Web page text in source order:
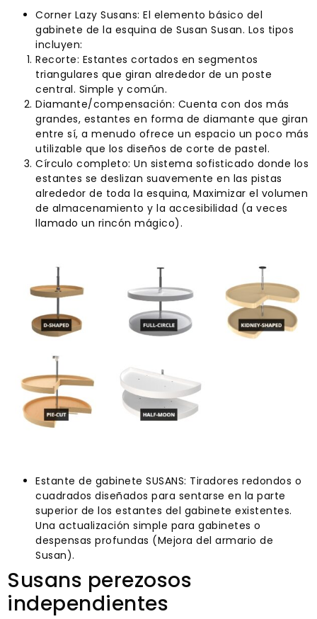
Corner Lazy Susans: El elemento básico del
gabinete de la esquina de Susan Susan. Los tipos
incluyen:
Recorte: Estantes cortados en segmentos
triangulares que giran alrededor de un poste
central. Simple y común.
Diamante/compensación: Cuenta con dos más
grandes, estantes en forma de diamante que giran
entre sí, a menudo ofrece un espacio un poco más
utilizable que los diseños de corte de pastel.
Círculo completo: Un sistema sofisticado donde los
estantes se deslizan suavemente en las pistas
alrededor de toda la esquina, Maximizar el volumen
de almacenamiento y la accesibilidad (a veces
llamado un rincón mágico).
Estante de gabinete SUSANS: Tiradores redondos o
cuadrados diseñados para sentarse en la parte
superior de los estantes del gabinete existentes.
Una actualización simple para gabinetes o
despensas profundas (Mejora del armario de
Susan).
Susans perezosos
independientes